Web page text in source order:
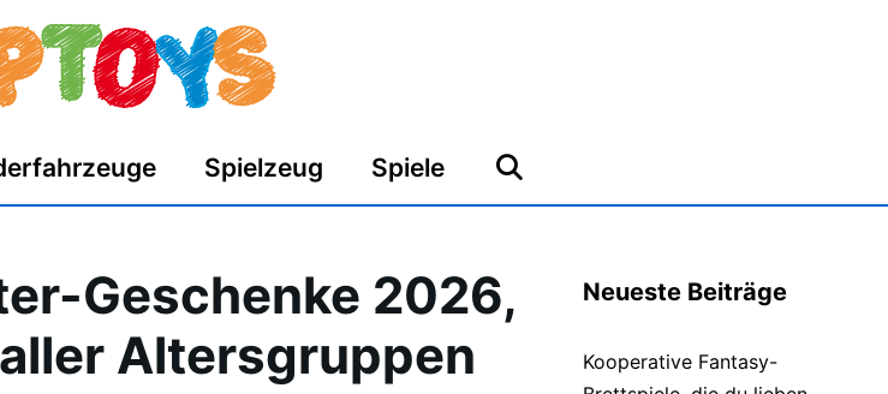
Spielzeug Spiele
Geschenke 2026,
Altersgruppen
Neueste Beiträge
Kooperative Fantasy-